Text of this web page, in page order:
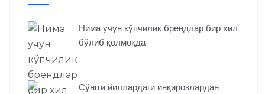
Нима учун кўпчилик брендлар бир хил
бўлиб қолмоқда
Сўнгги йиллардаги инқирозлардан